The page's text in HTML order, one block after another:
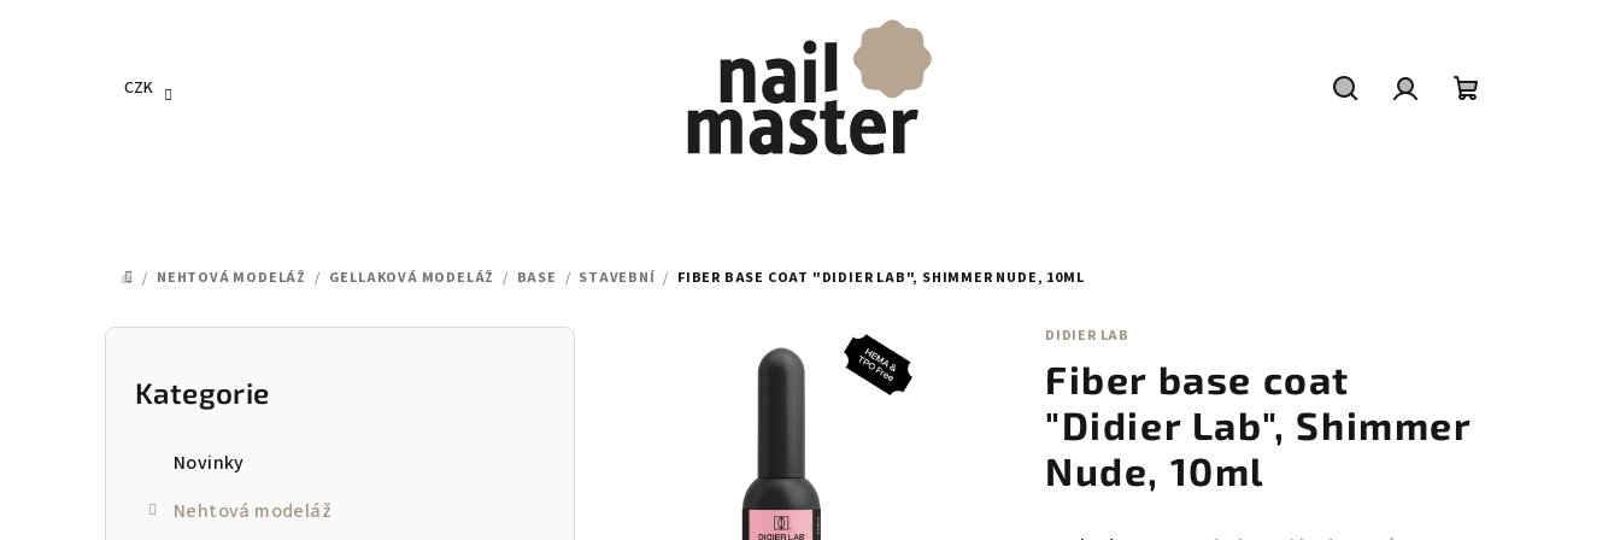
CZK
DOMŮ
/ NEHTOVÁ MODELÁŽ / GELLAKOVÁ MODELÁŽ / BASE / STAVEBNÍ / FIBER BASE COAT "DIDIER LAB", SHIMMER NUDE, 10ML
P
Přeskočit
kategorie
Kategorie
Novinky
Nehtová modeláž
DIDIER LAB
Fiber base coat
"Didier Lab", Shimmer
Nude, 10ml